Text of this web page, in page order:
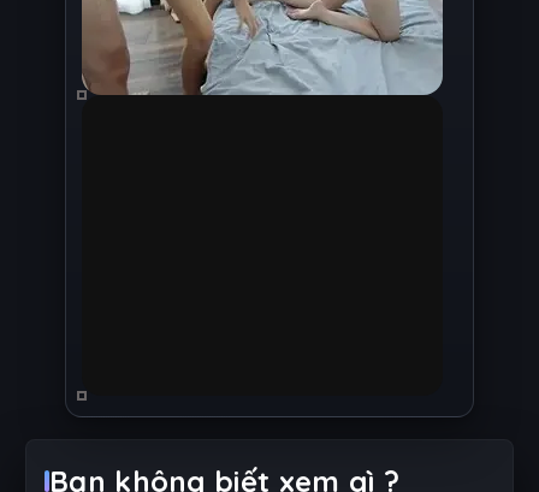
Bạn không biết xem gì ?